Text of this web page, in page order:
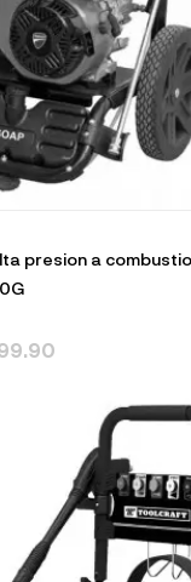
presion a